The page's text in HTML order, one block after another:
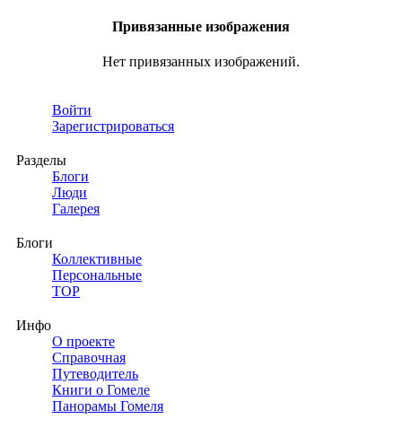
Привязанные изображения
Нет привязанных изображений.
Войти
Зарегистрироваться
Разделы
Блоги
Люди
Галерея
Блоги
Коллективные
Персональные
TOP
Инфо
О проекте
Справочная
Путеводитель
Книги о Гомеле
Панорамы Гомеля